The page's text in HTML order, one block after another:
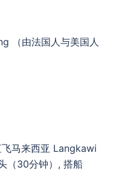
（由法国人与美国人
马来西亚 Langkawi
（30分钟）, 搭船